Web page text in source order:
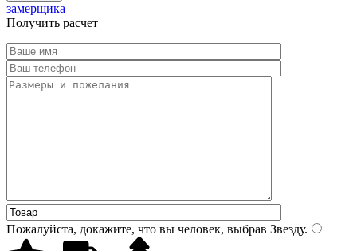
замерщика
Получить расчет
Пожалуйста, докажите, что вы человек, выбрав Звезду.